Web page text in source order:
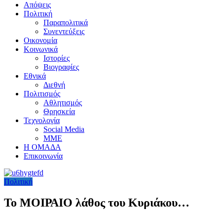
Απόψεις
Πολιτική
Παραπολιτικά
Συνεντεύξεις
Οικονομία
Κοινωνικά
Ιστορίες
Βιογραφίες
Εθνικά
Διεθνή
Πολιτισμός
Αθλητισμός
Θρησκεία
Τεχνολογία
Social Media
ΜΜΕ
Η ΟΜΑΔΑ
Επικοινωνία
Πολιτική
Το ΜΟΙΡΑΙΟ λάθος του Κυριάκου…